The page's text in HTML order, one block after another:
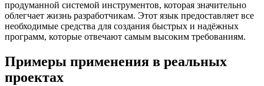
продуманной системой инструментов, которая значительно
облегчает жизнь разработчикам. Этот язык предоставляет все
необходимые средства для создания быстрых и надёжных
программ, которые отвечают самым высоким требованиям.
Примеры применения в реальных
проектах